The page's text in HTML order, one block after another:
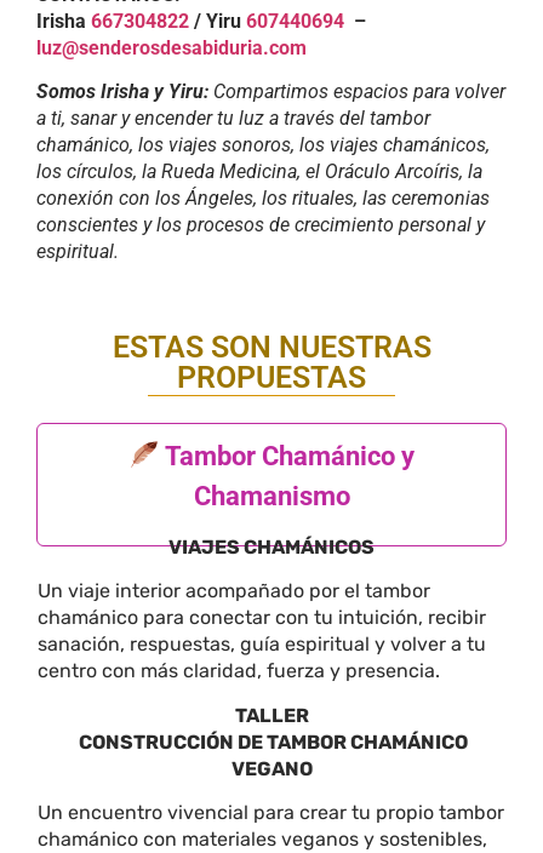
Irisha 667304822 / Yiru 607440694 –
luz@senderosdesabiduria.com
Somos Irisha y Yiru: Compartimos espacios para volver
a ti, sanar y encender tu luz a través del tambor
chamánico, los viajes sonoros, los viajes chamánicos,
los círculos, la Rueda Medicina, el Oráculo Arcoíris, la
conexión con los Ángeles, los rituales, las ceremonias
conscientes y los procesos de crecimiento personal y
espiritual.
ESTAS SON NUESTRAS
PROPUESTAS
Tambor Chamánico y
Chamanismo
VIAJES CHAMÁNICOS
Un viaje interior acompañado por el tambor
chamánico para conectar con tu intuición, recibir
sanación, respuestas, guía espiritual y volver a tu
centro con más claridad, fuerza y presencia.
TALLER
CONSTRUCCIÓN DE TAMBOR CHAMÁNICO
VEGANO
Un encuentro vivencial para crear tu propio tambor
chamánico con materiales veganos y sostenibles,